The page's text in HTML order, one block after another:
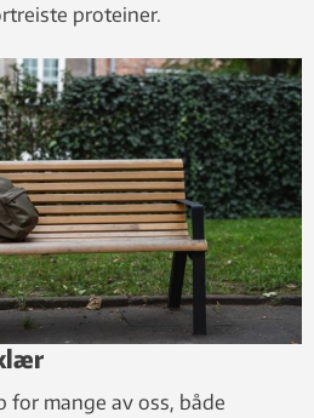
proteiner.
for mange av oss, både